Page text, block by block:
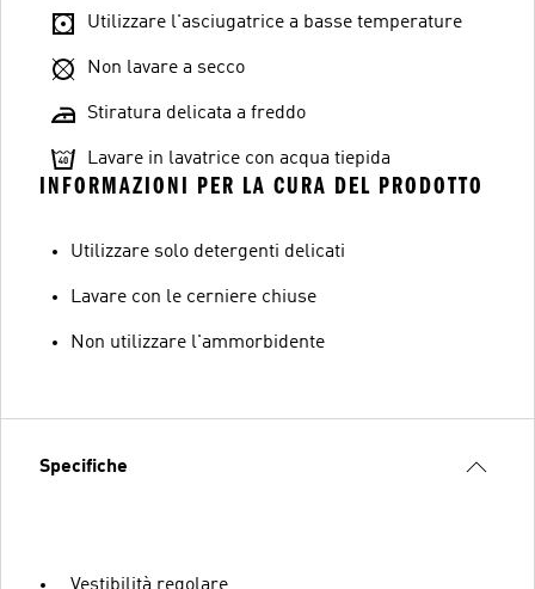
Utilizzare l'asciugatrice a basse temperature
Non lavare a secco
Stiratura delicata a freddo
Lavare in lavatrice con acqua tiepida
INFORMAZIONI PER LA CURA DEL PRODOTTO
Utilizzare solo detergenti delicati
Lavare con le cerniere chiuse
Non utilizzare l'ammorbidente
Specifiche